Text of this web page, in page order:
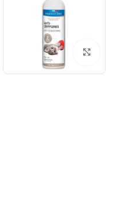
برای بزرگنمایی کلیک کنید